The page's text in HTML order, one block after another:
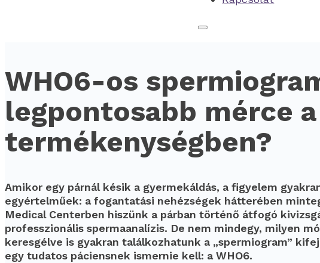
WHO6-os
legpontosabb mérce
termékenységben?
Amikor egy párnál késik a gyermekáldás, a figyelem
egyértelműek: a fogantatási nehézségek hátterében
Medical Centerben hiszünk a párban történő átfogó
professzionális spermaanalízis. De nem mindegy, milyen
keresgélve is gyakran találkozhatunk a „spermiogram”
egy tudatos páciensnek ismernie kell: a WHO6.